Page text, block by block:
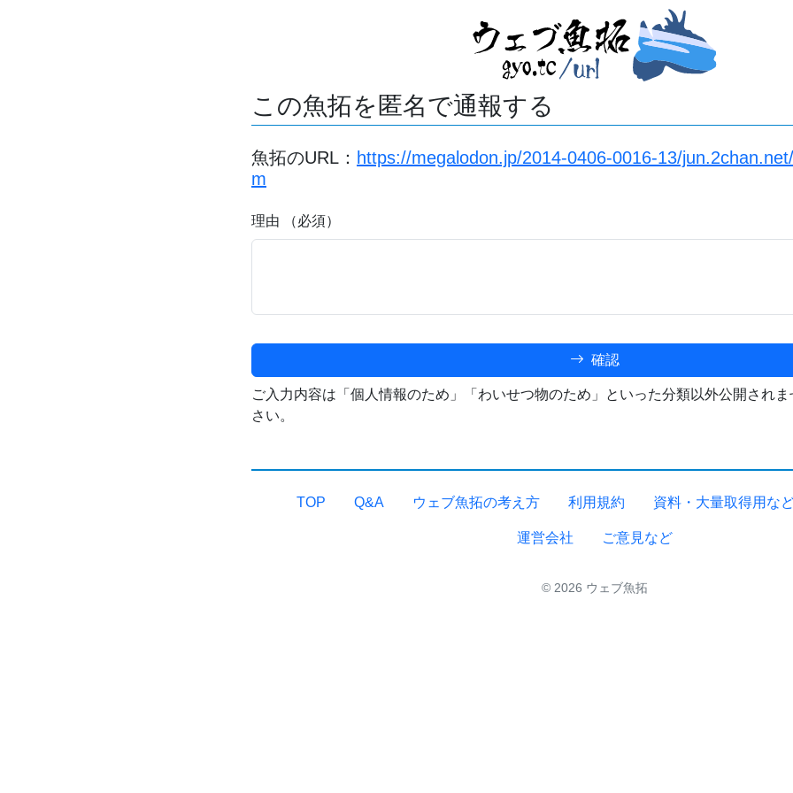
この魚拓を匿名で通報する
魚拓のURL： https://megalodon.jp/2014-0406-0016-13/
m
理由 （必須）
確認
ご入力内容は「個人情報のため」「わいせつ物のため」といった分類以外公開され
さい。
TOP Q&A ウェブ魚拓の考え方 利用規約 資料・大量取得用な
運営会社 ご意見など
© 2026 ウェブ魚拓